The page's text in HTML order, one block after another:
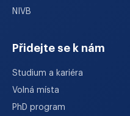
NIVB
Přidejte se k nám
Studium a kariéra
Volná místa
PhD program